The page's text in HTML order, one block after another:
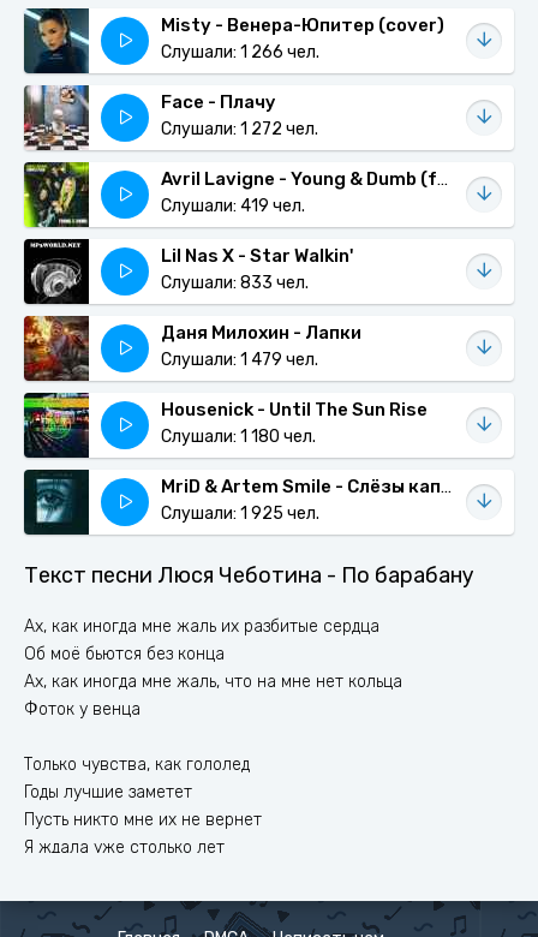
Misty - Венера-Юпитер (cover)
Слушали: 1 266 чел.
Face - Плачу
Слушали: 1 272 чел.
Avril Lavigne - Young & Dumb (feat. Simple Plan)
Слушали: 419 чел.
Lil Nas X - Star Walkin'
Слушали: 833 чел.
Даня Милохин - Лапки
Слушали: 1 479 чел.
Housenick - Until The Sun Rise
Слушали: 1 180 чел.
MriD & Artem Smile - Слёзы капают
Слушали: 1 925 чел.
Текст песни Люся Чеботина - По барабану
Ах, как иногда мне жаль их разбитые сердца
Об моё бьются без конца
Ах, как иногда мне жаль, что на мне нет кольца
Фоток у венца
Только чувства, как гололед
Годы лучшие заметет
Пусть никто мне их не вернет
Я ждала уже столько лет
Но если честно по факту мне